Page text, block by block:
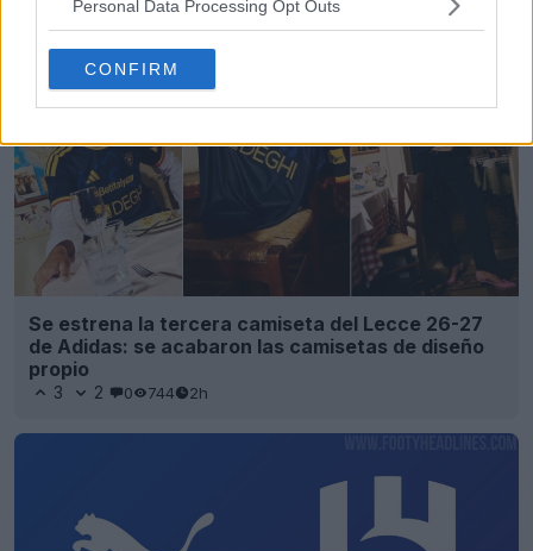
Personal Data Processing Opt Outs
CONFIRM
Se estrena la tercera camiseta del Lecce 26-27
de Adidas: se acabaron las camisetas de diseño
propio
3 2 0 744 2h